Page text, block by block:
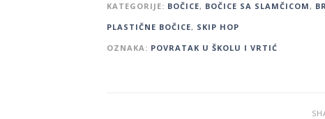
KATEGORIJE: BOČICE, BOČICE SA SLAMČICOM,
PLASTIČNE BOČICE, SKIP HOP
OZNAKA: POVRATAK U ŠKOLU I VRTIĆ